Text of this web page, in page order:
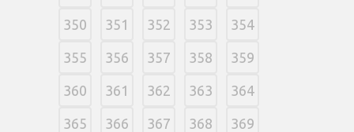
350 351 352 353 354
355 356 357 358 359
360 361 362 363 364
365 366 367 368 369